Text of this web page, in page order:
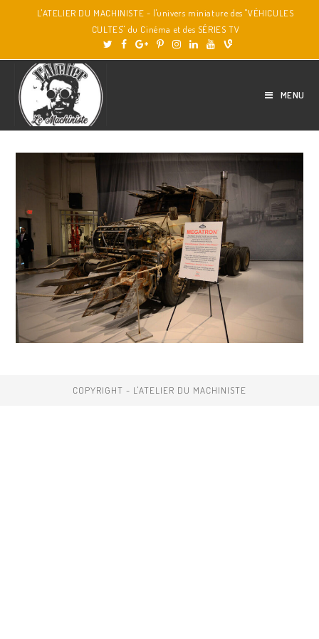
L'ATELIER DU MACHINISTE - l'univers miniature des "VÉHICULES
CULTES" du Cinéma et des SÉRIES TV
MENU
COPYRIGHT - L'ATELIER DU MACHINISTE